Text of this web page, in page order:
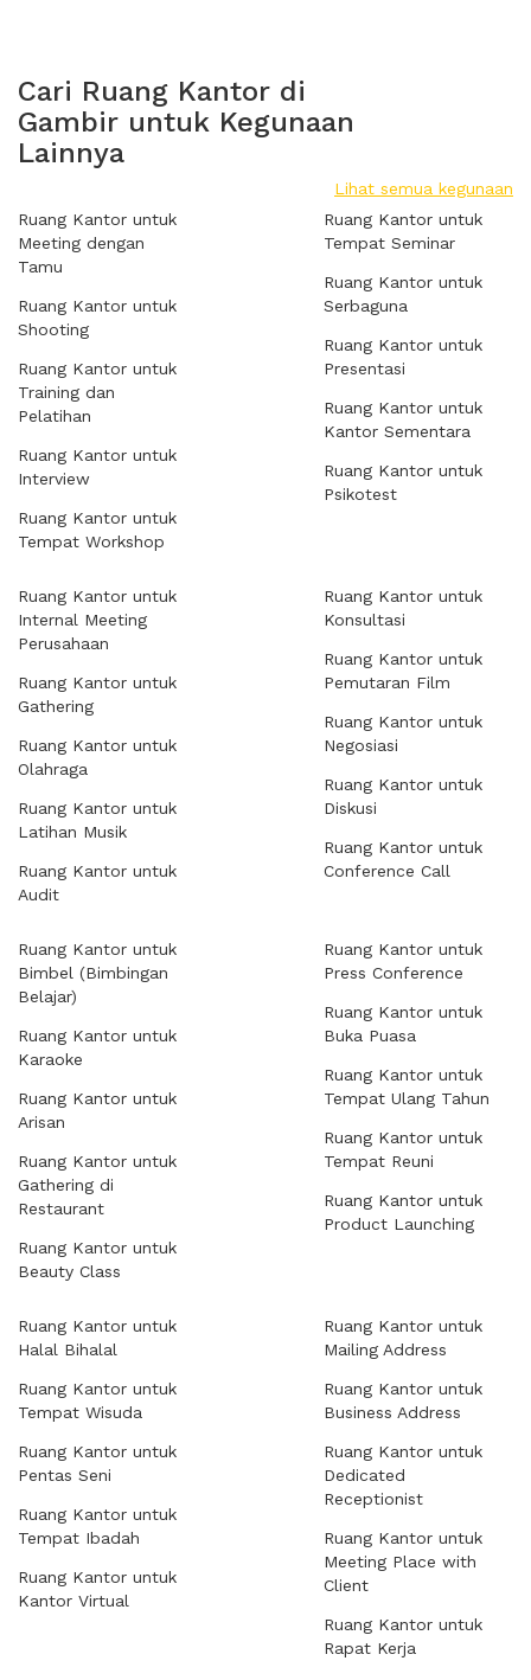
Cari Ruang Kantor di
Gambir untuk Kegunaan
Lainnya
Lihat semua kegunaan
Ruang Kantor untuk
Meeting dengan
Tamu
Ruang Kantor untuk
Shooting
Ruang Kantor untuk
Training dan
Pelatihan
Ruang Kantor untuk
Interview
Ruang Kantor untuk
Tempat Workshop
Ruang Kantor untuk
Tempat Seminar
Ruang Kantor untuk
Serbaguna
Ruang Kantor untuk
Presentasi
Ruang Kantor untuk
Kantor Sementara
Ruang Kantor untuk
Psikotest
Ruang Kantor untuk
Internal Meeting
Perusahaan
Ruang Kantor untuk
Gathering
Ruang Kantor untuk
Olahraga
Ruang Kantor untuk
Latihan Musik
Ruang Kantor untuk
Audit
Ruang Kantor untuk
Konsultasi
Ruang Kantor untuk
Pemutaran Film
Ruang Kantor untuk
Negosiasi
Ruang Kantor untuk
Diskusi
Ruang Kantor untuk
Conference Call
Ruang Kantor untuk
Bimbel (Bimbingan
Belajar)
Ruang Kantor untuk
Karaoke
Ruang Kantor untuk
Arisan
Ruang Kantor untuk
Gathering di
Restaurant
Ruang Kantor untuk
Beauty Class
Ruang Kantor untuk
Press Conference
Ruang Kantor untuk
Buka Puasa
Ruang Kantor untuk
Tempat Ulang Tahun
Ruang Kantor untuk
Tempat Reuni
Ruang Kantor untuk
Product Launching
Ruang Kantor untuk
Halal Bihalal
Ruang Kantor untuk
Tempat Wisuda
Ruang Kantor untuk
Pentas Seni
Ruang Kantor untuk
Tempat Ibadah
Ruang Kantor untuk
Kantor Virtual
Ruang Kantor untuk
Mailing Address
Ruang Kantor untuk
Business Address
Ruang Kantor untuk
Dedicated
Receptionist
Ruang Kantor untuk
Meeting Place with
Client
Ruang Kantor untuk
Rapat Kerja